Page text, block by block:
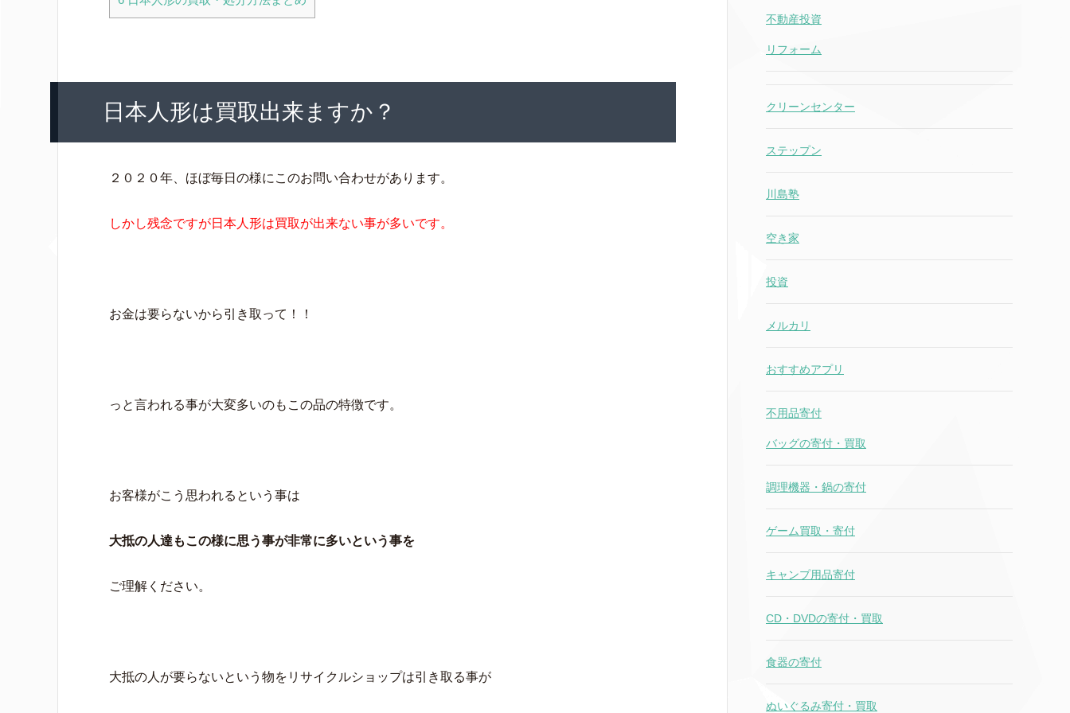
日本人形は買取出来ますか？
２０２０年、ほぼ毎日の様にこのお問い合わせがあります。
しかし残念ですが日本人形は買取が出来ない事が多いです。
お金は要らないから引き取って！！
っと言われる事が大変多いのもこの品の特徴です。
お客様がこう思われるという事は
大抵の人達もこの様に思う事が非常に多いという事を
ご理解ください。
大抵の人が要らないという物をリサイクルショップは引き取る事が
不動産投資
リフォーム
クリーンセンター
ステップン
川島塾
空き家
投資
メルカリ
おすすめアプリ
不用品寄付
バッグの寄付・買取
調理機器・鍋の寄付
ゲーム買取・寄付
キャンプ用品寄付
CD・DVDの寄付・買取
食器の寄付
ぬいぐるみ寄付・買取